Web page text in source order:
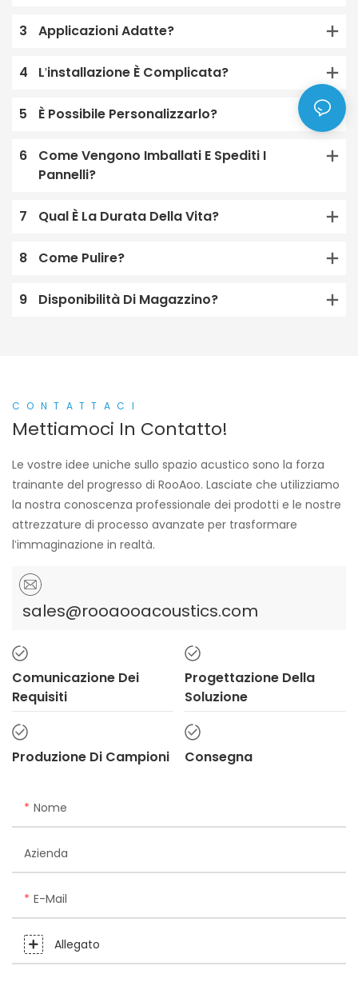
3 Applicazioni Adatte?
4 L'installazione È Complicata?
5 È Possibile Personalizzarlo?
6
Come Vengono Imballati E Spediti I
Pannelli?
7 Qual È La Durata Della Vita?
8 Come Pulire?
9 Disponibilità Di Magazzino?
CONTATTACI
Mettiamoci In Contatto!
Le vostre idee uniche sullo spazio acustico sono la forza
trainante del progresso di RooAoo. Lasciate che utilizziamo
la nostra conoscenza professionale dei prodotti e le nostre
attrezzature di processo avanzate per trasformare
l'immaginazione in realtà.
sales@rooaooacoustics.com
Comunicazione Dei
Requisiti
Progettazione Della
Soluzione
Produzione Di Campioni Consegna
Nome
Azienda
E-Mail
Allegato